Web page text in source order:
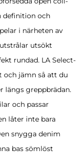
definition och
i närheten av
utsökt
rundad. LA Select-
och jämn så att du
längs greppbrädan.
och passar
låter inte bara
snygga denim
bas sömlöst